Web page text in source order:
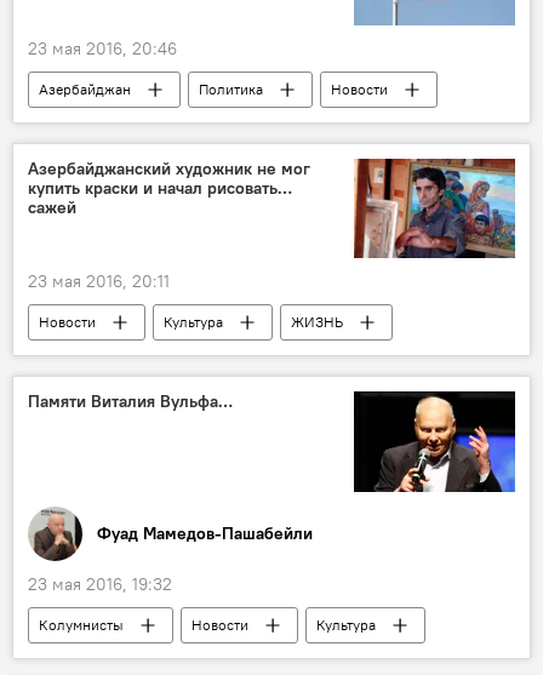
23 мая 2016, 20:46
Азербайджан Политика Новости
Азербайджанский художник не мог
купить краски и начал рисовать…
сажей
23 мая 2016, 20:11
Новости Культура
ЖИЗНЬ
Газах
Наджмеддин Гусейнов
Художник
Сажа Азербайджан
Памяти Виталия Вульфа…
Фуад Мамедов-Пашабейли
23 мая 2016, 19:32
Колумнисты Новости
Культура
ЖИЗНЬ